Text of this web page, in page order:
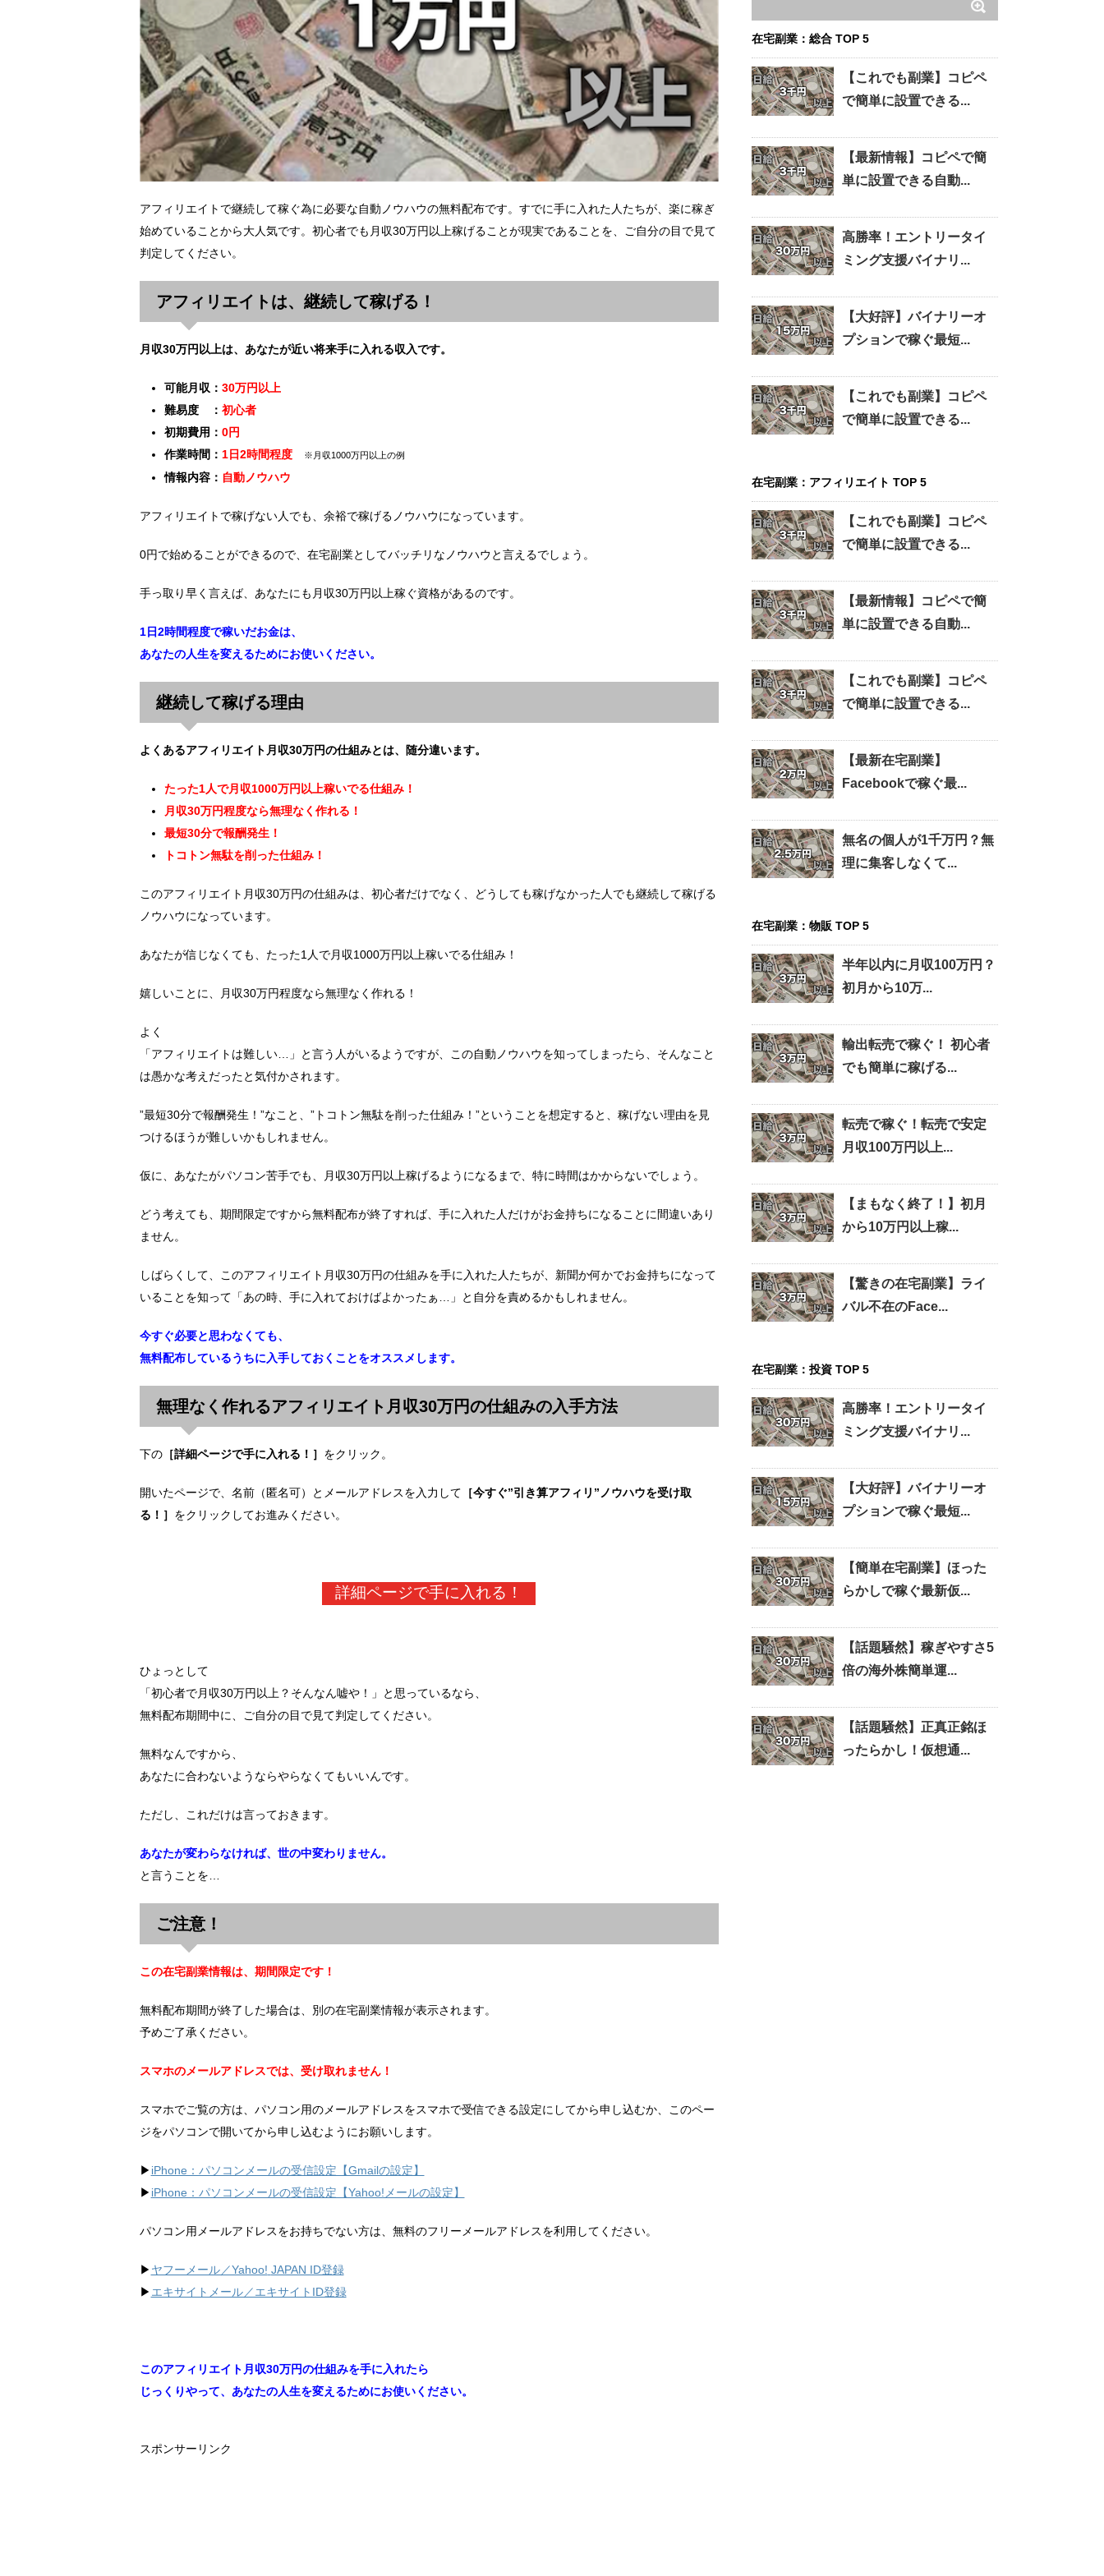
アフィリエイトで継続して稼ぐ為に必要な自動ノウハウの無料配布です。すでに手に入れた人たちが、楽に稼ぎ
始めていることから大人気です。初心者でも月収30万円以上稼げることが現実であることを、ご自分の目で見て
判定してください。
アフィリエイトは、継続して稼げる！
月収30万円以上は、あなたが近い将来手に入れる収入です。
可能月収： 30万円以上
難易度 ： 初心者
初期費用： 0円
作業時間： 1日2時間程度 ※月収1000万円以上の例
情報内容： 自動ノウハウ
アフィリエイトで稼げない人でも、余裕で稼げるノウハウになっています。
0円で始めることができるので、在宅副業としてバッチリなノウハウと言えるでしょう。
手っ取り早く言えば、あなたにも月収30万円以上稼ぐ資格があるのです。
1日2時間程度で稼いだお金は、
あなたの人生を変えるためにお使いください。
継続して稼げる理由
よくあるアフィリエイト月収30万円の仕組みとは、随分違います。
たった1人で月収1000万円以上稼いでる仕組み！
月収30万円程度なら無理なく作れる！
最短30分で報酬発生！
トコトン無駄を削った仕組み！
このアフィリエイト月収30万円の仕組みは、初心者だけでなく、どうしても稼げなかった人でも継続して稼げる
ノウハウになっています。
あなたが信じなくても、たった1人で月収1000万円以上稼いでる仕組み！
嬉しいことに、月収30万円程度なら無理なく作れる！
よく
「アフィリエイトは難しい…」と言う人がいるようですが、この自動ノウハウを知ってしまったら、そんなこと
は愚かな考えだったと気付かされます。
”最短30分で報酬発生！”なこと、”トコトン無駄を削った仕組み！”ということを想定すると、稼げない理由を見
つけるほうが難しいかもしれません。
仮に、あなたがパソコン苦手でも、月収30万円以上稼げるようになるまで、特に時間はかからないでしょう。
どう考えても、期間限定ですから無料配布が終了すれば、手に入れた人だけがお金持ちになることに間違いあり
ません。
しばらくして、このアフィリエイト月収30万円の仕組みを手に入れた人たちが、新聞か何かでお金持ちになって
いることを知って「あの時、手に入れておけばよかったぁ…」と自分を責めるかもしれません。
今すぐ必要と思わなくても、
無料配布しているうちに入手しておくことをオススメします。
無理なく作れるアフィリエイト月収30万円の仕組みの入手方法
下の［詳細ページで手に入れる！］ をクリック。
開いたページで、名前（匿名可）とメールアドレスを入力して ［今すぐ”引き算アフィリ”ノウハウを受け取
る！］ をクリックしてお進みください。
詳細ページで手に入れる！
ひょっとして
「初心者で月収30万円以上？そんなん嘘や！」と思っているなら、
無料配布期間中に、ご自分の目で見て判定してください。
無料なんですから、
あなたに合わないようならやらなくてもいいんです。
ただし、これだけは言っておきます。
あなたが変わらなければ、世の中変わりません。
と言うことを…
ご注意！
この在宅副業情報は、期間限定です！
無料配布期間が終了した場合は、別の在宅副業情報が表示されます。
予めご了承ください。
スマホのメールアドレスでは、受け取れません！
スマホでご覧の方は、パソコン用のメールアドレスをスマホで受信できる設定にしてから申し込むか、このペー
ジをパソコンで開いてから申し込むようにお願いします。
▶︎ iPhone：パソコンメールの受信設定【Gmailの設定】
▶︎ iPhone：パソコンメールの受信設定【Yahoo!メールの設定】
パソコン用メールアドレスをお持ちでない方は、無料のフリーメールアドレスを利用してください。
▶︎ ヤフーメール／Yahoo! JAPAN ID登録
▶︎ エキサイトメール／エキサイトID登録
このアフィリエイト月収30万円の仕組みを手に入れたら
じっくりやって、あなたの人生を変えるためにお使いください。
スポンサーリンク
在宅副業：総合 TOP 5
【これでも副業】コピペ
で簡単に設置できる...
【最新情報】コピペで簡
単に設置できる自動...
高勝率！エントリータイ
ミング支援バイナリ...
【大好評】バイナリーオ
プションで稼ぐ最短...
【これでも副業】コピペ
で簡単に設置できる...
在宅副業：アフィリエイト TOP 5
【これでも副業】コピペ
で簡単に設置できる...
【最新情報】コピペで簡
単に設置できる自動...
【これでも副業】コピペ
で簡単に設置できる...
【最新在宅副業】
Facebookで稼ぐ最...
無名の個人が1千万円？無
理に集客しなくて...
在宅副業：物販 TOP 5
半年以内に月収100万円？
初月から10万...
輸出転売で稼ぐ！ 初心者
でも簡単に稼げる...
転売で稼ぐ！転売で安定
月収100万円以上...
【まもなく終了！】初月
から10万円以上稼...
【驚きの在宅副業】ライ
バル不在のFace...
在宅副業：投資 TOP 5
高勝率！エントリータイ
ミング支援バイナリ...
【大好評】バイナリーオ
プションで稼ぐ最短...
【簡単在宅副業】ほった
らかしで稼ぐ最新仮...
【話題騒然】稼ぎやすさ5
倍の海外株簡単運...
【話題騒然】正真正銘ほ
ったらかし！仮想通...